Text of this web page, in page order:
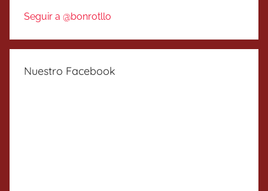
Seguir a @bonrotllo
Nuestro Facebook